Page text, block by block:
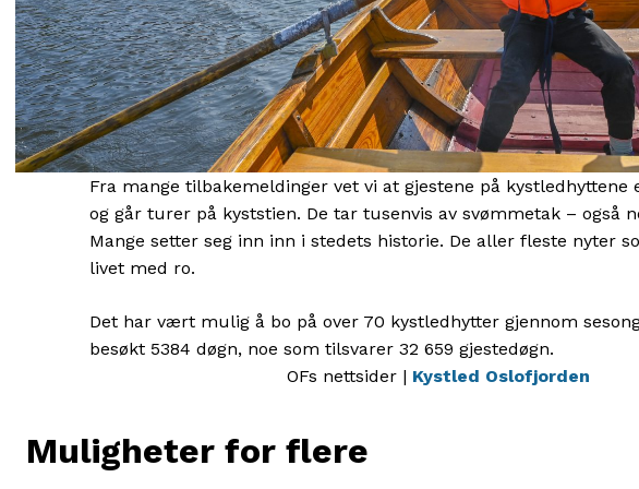
Fra mange tilbakemeldinger vet vi at gjestene på kystledhyttene
og går turer på kyststien. De tar tusenvis av svømmetak – også
Mange setter seg inn inn i stedets historie. De aller fleste nyter
livet med ro.
Det har vært mulig å bo på over 70 kystledhytter gjennom
besøkt 5384 døgn, noe som tilsvarer 32 659 gjestedøgn.
OFs nettsider | Kystled Oslofjorden
Muligheter for flere